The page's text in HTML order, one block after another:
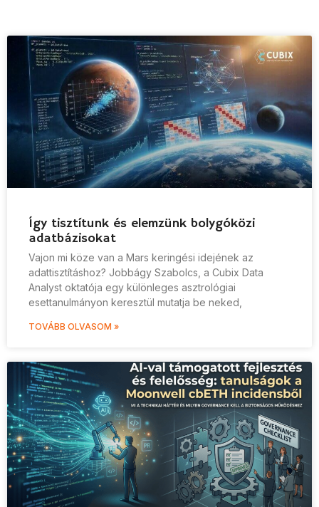
Így tisztítunk és elemzünk bolygóközi
adatbázisokat
Vajon mi köze van a Mars keringési idejének az
adattisztításhoz? Jobbágy Szabolcs, a Cubix Data
Analyst oktatója egy különleges asztrológiai
esettanulmányon keresztül mutatja be neked,
TOVÁBB OLVASOM »